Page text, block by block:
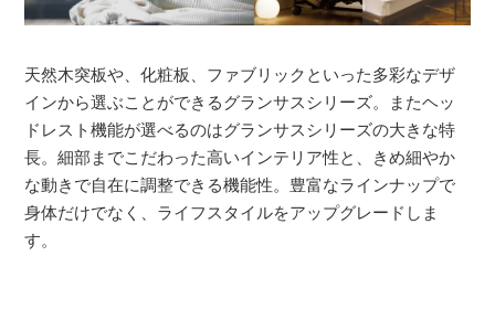
天然木突板や、化粧板、ファブリックといった多彩なデザ
インから選ぶことができるグランサスシリーズ。またヘッ
ドレスト機能が選べるのはグランサスシリーズの大きな特
長。細部までこだわった高いインテリア性と、きめ細やか
な動きで自在に調整できる機能性。豊富なラインナップで
身体だけでなく、ライフスタイルをアップグレードしま
す。